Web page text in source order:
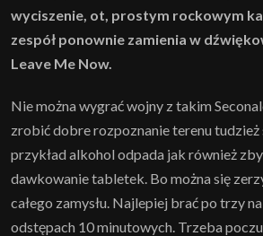
wyciszenie, ot, prostym rockowym
zespół ponownie zamienia w
Leave Me Now.
Nie można wygrać wojny z takim
zrobić dobre rozpoznanie terenu tudzież
przykład alkohol odpada jak również
dawkowanie tabletek. Bo można się
całego zamysłu. Najlepiej brać po trzy
odstępach 10 minutowych. Trzeba